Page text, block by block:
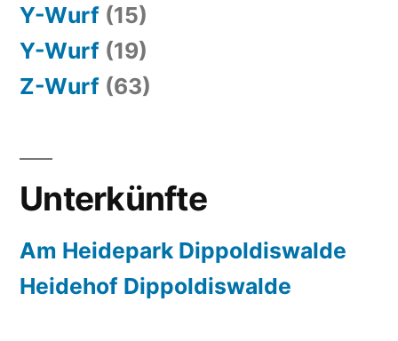
Y-Wurf (15)
Y-Wurf (19)
Z-Wurf (63)
Unterkünfte
Am Heidepark Dippoldiswalde
Heidehof Dippoldiswalde